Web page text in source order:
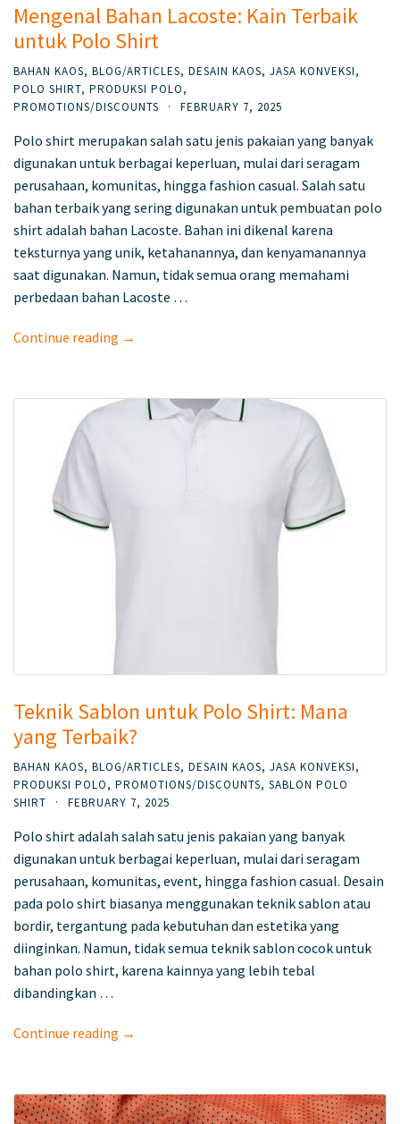
Mengenal Bahan Lacoste: Kain Terbaik
untuk Polo Shirt
BAHAN KAOS, BLOG/ARTICLES, DESAIN KAOS, JASA KONVEKSI,
POLO SHIRT, PRODUKSI POLO,
PROMOTIONS/DISCOUNTS
· FEBRUARY 7, 2025
Polo shirt merupakan salah satu jenis pakaian yang banyak
digunakan untuk berbagai keperluan, mulai dari seragam
perusahaan, komunitas, hingga fashion casual. Salah satu
bahan terbaik yang sering digunakan untuk pembuatan polo
shirt adalah bahan Lacoste. Bahan ini dikenal karena
teksturnya yang unik, ketahanannya, dan kenyamanannya
saat digunakan. Namun, tidak semua orang memahami
perbedaan bahan Lacoste …
Continue reading →
Teknik Sablon untuk Polo Shirt: Mana
yang Terbaik?
BAHAN KAOS, BLOG/ARTICLES, DESAIN KAOS, JASA KONVEKSI,
PRODUKSI POLO, PROMOTIONS/DISCOUNTS, SABLON POLO
SHIRT
· FEBRUARY 7, 2025
Polo shirt adalah salah satu jenis pakaian yang banyak
digunakan untuk berbagai keperluan, mulai dari seragam
perusahaan, komunitas, event, hingga fashion casual. Desain
pada polo shirt biasanya menggunakan teknik sablon atau
bordir, tergantung pada kebutuhan dan estetika yang
diinginkan. Namun, tidak semua teknik sablon cocok untuk
bahan polo shirt, karena kainnya yang lebih tebal
dibandingkan …
Continue reading →